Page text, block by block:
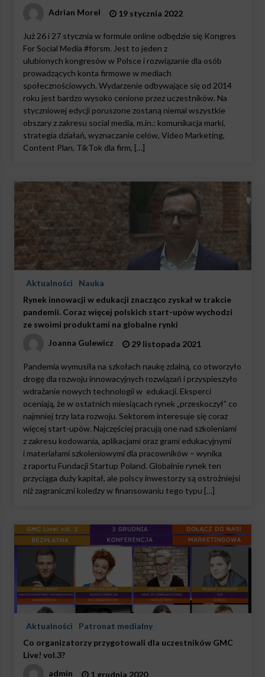
Adrian Morel
19 stycznia 2022
Już 26 i 27 stycznia w formule online odbędzie się Kongres
For Social Media #forsm. Jest to jeden z
ulubionych kongresów w Polsce i rozwiązanie dla osób
prowadzących konta firmowe w mediach
społecznościowych. Wydarzenie odbywające się od 2014
roku jest bardzo wysoko cenione przez uczestników. Na
styczniowej edycji poruszone zostaną niemal wszystkie
obszary z zakresu social media, m.in.: komunikacja marki,
strategia działań, wyznaczanie celów, Video Marketing,
Content Plan, TikTok dla firm, […]
Aktualności
Nauka
Rynek innowacji w edukacji znacząco zyskał w trakcie
pandemii. Coraz więcej polskich start-upów wychodzi
ze swoimi produktami na globalne rynki
Joanna Gulewicz
29 listopada 2021
Pandemia wymusiła na szkołach naukę zdalną, co otworzyło
drogę dla rozwoju innowacyjnych rozwiązań i przyspieszyło
wdrażanie nowych technologii w edukacji. Eksperci
oceniają, że w ostatnich miesiącach rynek „przeskoczył” co
najmniej trzy lata rozwoju. Sektorem interesuje się coraz
więcej start-upów. Najczęściej pracują one nad szkoleniami
z zakresu kodowania, aplikacjami oraz grami edukacyjnymi
i materiałami szkoleniowymi dla pracowników – wynika
z raportu Fundacji Startup Poland. Globalnie rynek ten
przyciąga duży kapitał, ale polscy inwestorzy są ostrożniejsi
niż zagraniczni koledzy w finansowaniu tego typu […]
Aktualności
Patronat medialny
Co organizatorzy przygotowali dla uczestników GMC
Live! vol.3?
admin
1 grudnia 2020